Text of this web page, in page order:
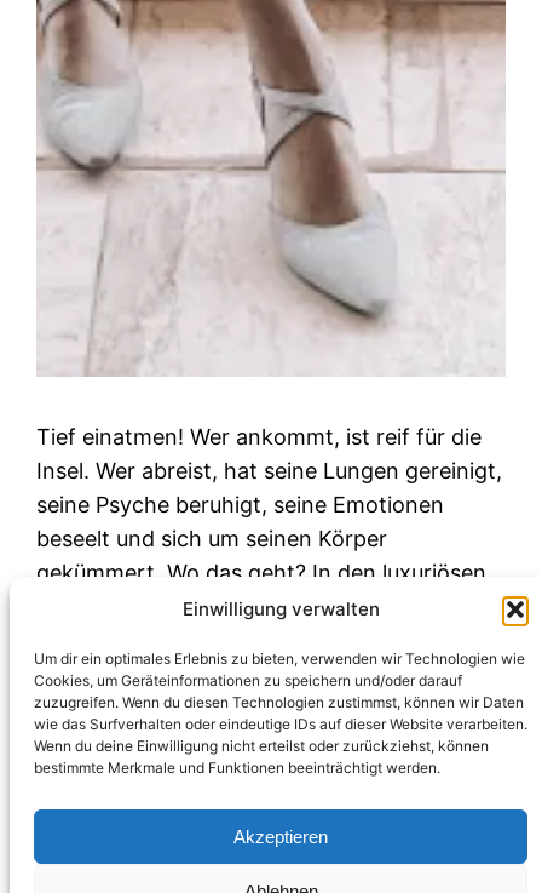
Einwilligung verwalten
Um dir ein optimales Erlebnis zu bieten, verwenden wir Technologien wie
Cookies, um Geräteinformationen zu speichern und/oder darauf
zuzugreifen. Wenn du diesen Technologien zustimmst, können wir Daten
wie das Surfverhalten oder eindeutige IDs auf dieser Website verarbeiten.
Wenn du deine Einwilligung nicht erteilst oder zurückziehst, können
bestimmte Merkmale und Funktionen beeinträchtigt werden.
Akzeptieren
Tief einatmen! Wer ankommt, ist reif für die
Insel. Wer abreist, hat seine Lungen gereinigt,
seine Psyche beruhigt, seine Emotionen
beseelt und sich um seinen Körper
gekümmert. Wo das geht? In den luxuriösen
Lošinj Hotels & Villas in der Čikat-Bucht in
Juni 8, 2022